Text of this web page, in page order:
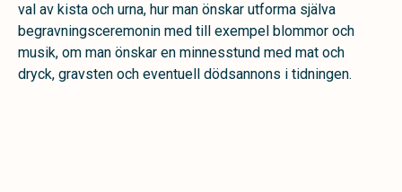
val av kista och urna, hur man önskar utforma själva
begravningsceremonin med till exempel blommor och
musik, om man önskar en minnesstund med mat och
dryck, gravsten och eventuell dödsannons i tidningen.